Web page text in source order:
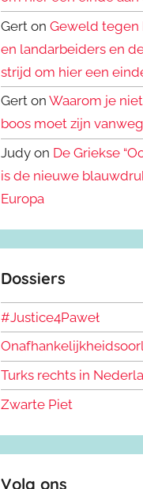
Gert onGeweld tegen
en landarbeiders en
strijd om hier een
Gert onWaarom je
boos moet zijn
Judy on De Griekse
is de nieuwe
Europa
Dossiers
#Justice4Paweł
Turks rechts in
Zwarte Piet
Volg ons